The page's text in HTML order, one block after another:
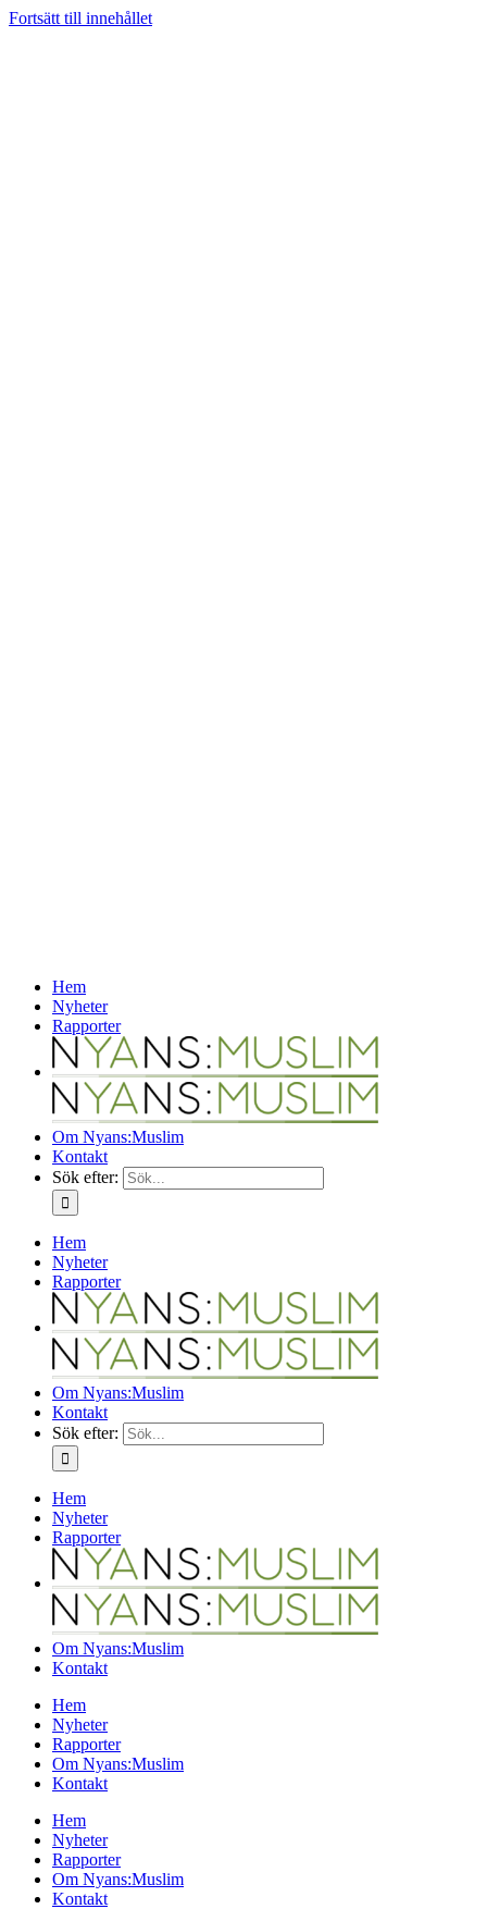
Fortsätt till innehållet
Hem
Nyheter
Rapporter
Om Nyans:Muslim
Kontakt
Sök efter:
Hem
Nyheter
Rapporter
Om Nyans:Muslim
Kontakt
Sök efter:
Hem
Nyheter
Rapporter
Om Nyans:Muslim
Kontakt
Hem
Nyheter
Rapporter
Om Nyans:Muslim
Kontakt
Hem
Nyheter
Rapporter
Om Nyans:Muslim
Kontakt